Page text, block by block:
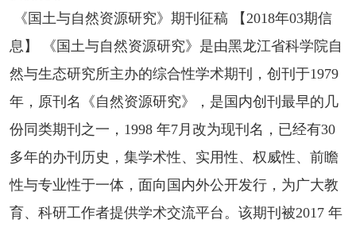
《国土与自然资源研究》期刊征稿 【2018年03期信
息】 《国土与自然资源研究》是由黑龙江省科学院自
然与生态研究所主办的综合性学术期刊，创刊于1979
年，原刊名《自然资源研究》，是国内创刊最早的几
份同类期刊之一，1998 年7月改为现刊名，已经有30
多年的办刊历史，集学术性、实用性、权威性、前瞻
性与专业性于一体，面向国内外公开发行，为广大教
育、科研工作者提供学术交流平台。该期刊被2017 年